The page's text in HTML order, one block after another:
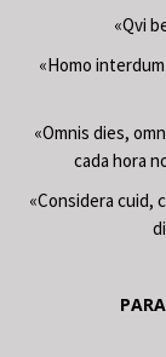
«Qvi
«Homo
«Omnis dies,
cada hora
«Considera cuid,